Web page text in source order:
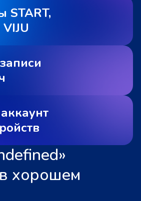
START,
хорошем